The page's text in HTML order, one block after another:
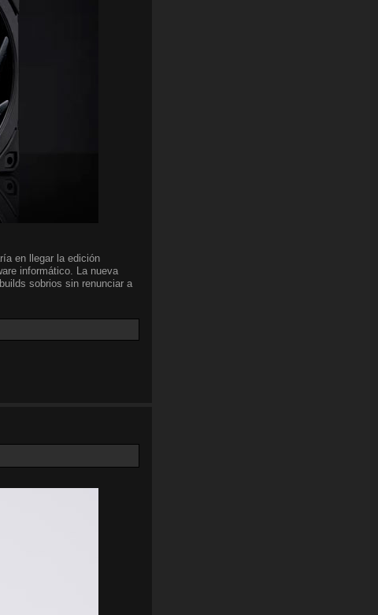
en llegar la edición
informático. La nueva
sobrios sin renunciar a